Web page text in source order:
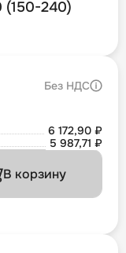
(150-240)
Без НДС
6 172,90 ₽
5 987,71 ₽
В корзину